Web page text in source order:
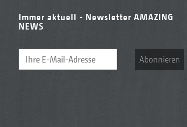
Immer aktuell - Newsletter AMAZING
NEWS
Abonnieren